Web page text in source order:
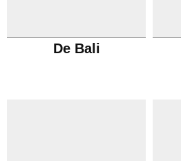
De Bali